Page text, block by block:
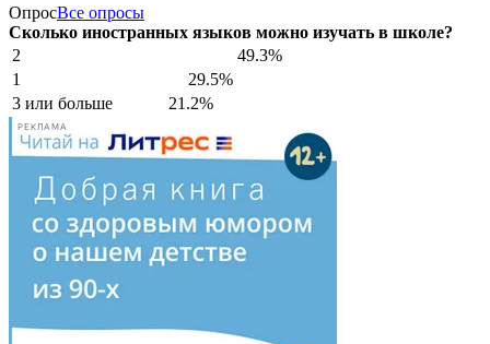
ОпросВсе опросы
Сколько иностранных языков можно изучать в школе?
2
49.3%
1
29.5%
3 или больше
21.2%
РЕКЛАМА